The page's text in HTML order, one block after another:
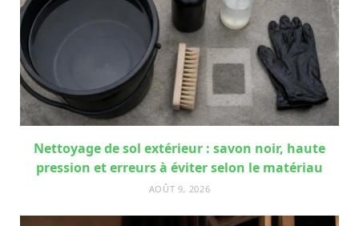
Nettoyage de sol extérieur : savon noir, haute
pression et erreurs à éviter selon le matériau
AOÛT 9, 2026